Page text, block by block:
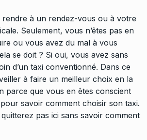
rendre à un rendez-vous ou à votre
Seulement, vous n’êtes pas en
ou vous avez du mal à vous
se doit ? Si oui, vous avez sans
d’un taxi conventionné. Dans ce
à faire un meilleur choix en la
parce que vous en êtes conscient
savoir comment choisir son taxi.
pas ici sans savoir comment